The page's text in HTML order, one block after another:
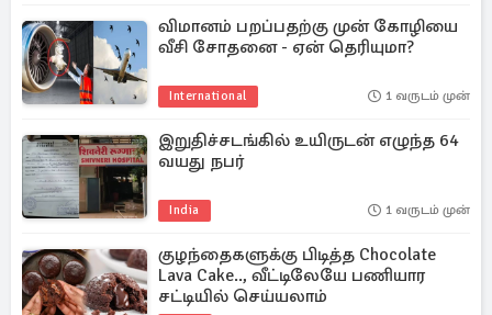
விமானம் பறப்பதற்கு முன் கோழியை
வீசி சோதனை - ஏன் தெரியுமா?
International 1 வருடம் முன்
இறுதிச்சடங்கில் உயிருடன் எழுந்த 64
வயது நபர்
India 1 வருடம் முன்
குழந்தைகளுக்கு பிடித்த Chocolate
Lava Cake.., வீட்டிலேயே பணியார
சட்டியில் செய்யலாம்